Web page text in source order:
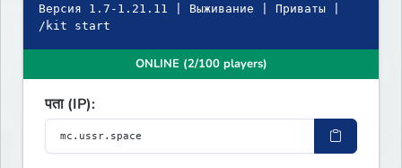
Версия 1.7-1.21.11 | Выживание | Приваты |
/kit start
ONLINE (2/100 players)
पता (IP):